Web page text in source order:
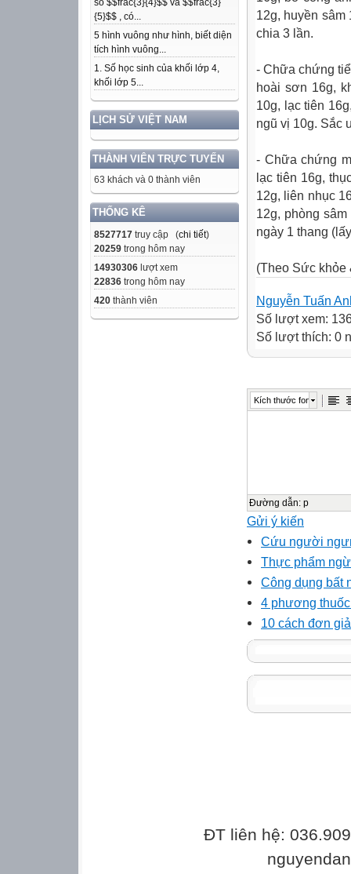
số $$frac{3}{4}$$ và $$frac{3}
{5}$$ , có...
5 hình vuông như hình, biết diện
tích hình vuông...
1. Số học sinh của khối lớp 4,
khối lớp 5...
LỊCH SỬ VIỆT NAM
THÀNH VIÊN TRỰC TUYẾN
63 khách và 0 thành viên
THỐNG KÊ
8527717 truy cập (chi tiết)
20259 trong hôm nay
14930306 lượt xem
22836 trong hôm nay
420 thành viên
12g, huyền sâm
chia 3 lần.
- Chữa chứng
hoài sơn 16g,
10g, lạc tiên
ngũ vị 10g. Sắc
- Chữa chứng
lạc tiên 16g,
12g, liên nhục
12g, phòng
ngày 1 thang
(Theo Sức khỏe
Nguyễn Tuấn
Số lượt xem:
Số lượt thích: 0
Kích thước font
Đường dẫn: p
Gửi ý kiến
Cứu người
Thực phẩm
Công dụng bất
4 phương
10 cách đơn
ĐT liên hệ: